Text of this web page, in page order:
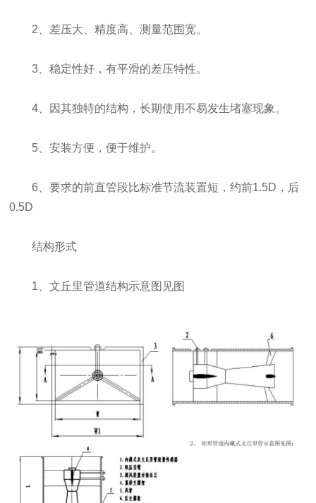
2、差压大、精度高、测量范围宽。
3、稳定性好，有平滑的差压特性。
4、因其独特的结构，长期使用不易发生堵塞现象。
5、安装方便，便于维护。
6、要求的前直管段比标准节流装置短，约前1.5D，后
0.5D
结构形式
1、文丘里管道结构示意图见图